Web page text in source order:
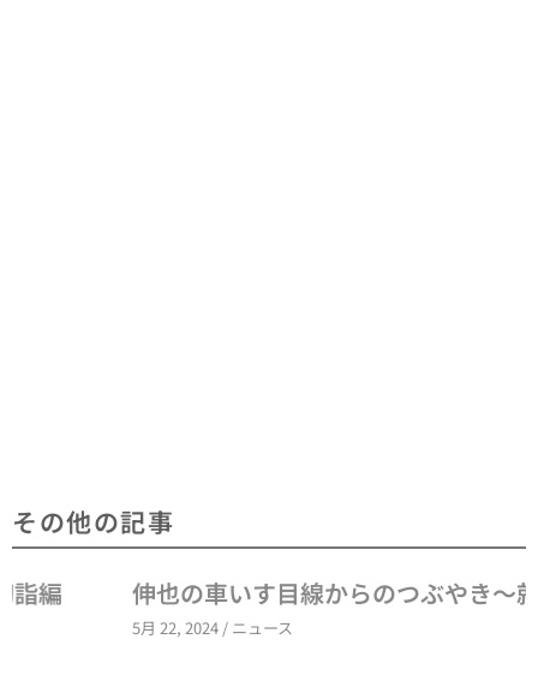
その他の記事
伸也の車いす目線からのつぶやき～就職～
ニュース